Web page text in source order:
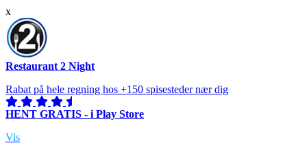
x
Restaurant 2 Night
Rabat på hele regning hos +150 spisesteder nær dig
HENT GRATIS - i Play Store
Vis